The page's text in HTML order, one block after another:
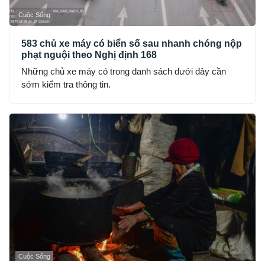
Cuộc Sống
583 chủ xe máy có biển số sau nhanh chóng nộp
phạt nguội theo Nghị định 168
Những chủ xe máy có trong danh sách dưới đây cần
sớm kiểm tra thông tin.
Cuộc Sống